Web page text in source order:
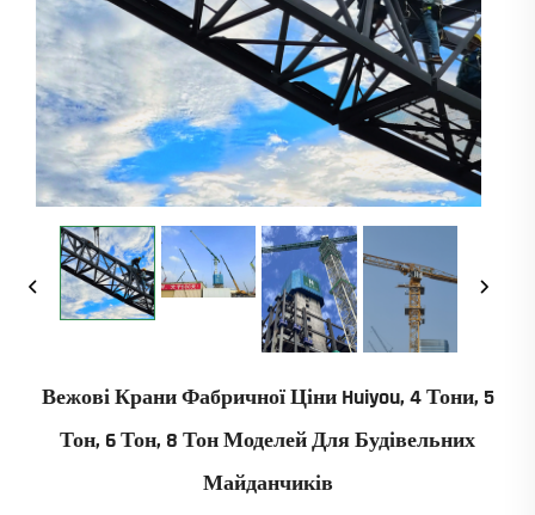
Вежові Крани Фабричної Ціни Huiyou, 4 Тони, 5
Тон, 6 Тон, 8 Тон Моделей Для Будівельних
Майданчиків